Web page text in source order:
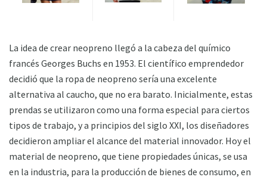
La idea de crear neopreno llegó a la cabeza del químico
francés Georges Buchs en 1953. El científico emprendedor
decidió que la ropa de neopreno sería una excelente
alternativa al caucho, que no era barato. Inicialmente, estas
prendas se utilizaron como una forma especial para ciertos
tipos de trabajo, y a principios del siglo XXI, los diseñadores
decidieron ampliar el alcance del material innovador. Hoy el
material de neopreno, que tiene propiedades únicas, se usa
en la industria, para la producción de bienes de consumo, en